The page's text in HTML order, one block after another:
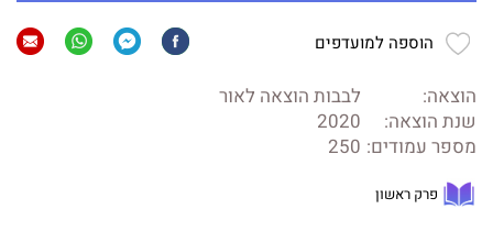
הוספה למועדפים
הוצאה:
לבבות הוצאה לאור
שנת הוצאה:
2020
מספר עמודים: 250
פרק ראשון